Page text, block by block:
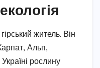
житель. Він
Альп,
Україні рослину